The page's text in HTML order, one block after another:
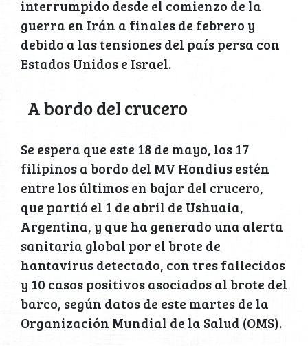
interrumpido desde el comienzo de la
guerra en Irán a finales de febrero y
debido a las tensiones del país persa con
Estados Unidos e Israel.
A bordo del crucero
Se espera que este 18 de mayo, los 17
filipinos a bordo del MV Hondius estén
entre los últimos en bajar del crucero,
que partió el 1 de abril de Ushuaia,
Argentina, y que ha generado una alerta
sanitaria global por el brote de
hantavirus detectado, con tres fallecidos
y 10 casos positivos asociados al brote del
barco, según datos de este martes de la
Organización Mundial de la Salud (OMS).